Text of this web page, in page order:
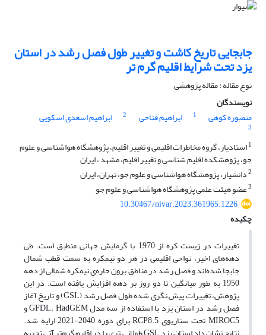
جابجایی تاریخ کاشت و تغییر طول فصل رشد در استان
یزد تحت شرایط اقلیم گرم تر
نوع مقاله : مقاله پژوهشی
نویسندگان
منصوره کوهی
1 ابراهیم فتاحی 2 ابراهیم اسعدی اسکویی
3
1استادیار، گروه مخاطرات اقلیمی و تغییر اقلیم، پژوهشگاه هواشناسی و علوم
جو، پژوهشکده اقلیم شناسی و تغییر اقلیم، مشهد ، ایران
2دانشیار، پژوهشگاه هواشناسی و علوم جو، تهران، ایران
3عضو هیئت علمی پژوهشگاه هواشناسی و علوم جو
10.30467/nivar.2023.361965.1226
چکیده
تغییرات در زیست کره از 1970 با گرمایش جهانی منطبق است. طی
دهه‌های اخیر، نواحی اقلیمی در هر دو نیمکره به سمت قطب شمال
جابجا شده‌اند و فصل رشد در مناطق برون حاره‌ی نیمکره شمالی از دهه
1950 به طور میانگین تا دو روز بر دهه افزایش یافته است. در این
پژوهش، تغییرات پیش نگری شده طول فصل رشد (GSL) و تاریخ آغاز
فصل رشد در استان یزد با استفاده از سه مدل GFDL، HadGEM و
MIROC5 تحت سناریوی RCP8.5 برای دوره 2040-2021 ارایه شد.